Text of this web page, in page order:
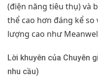
(điện năng tiêu thụ) và
thể cao hơn đáng kể
lượng cao như
Lời khuyên của Chuyên
nhu cầu)